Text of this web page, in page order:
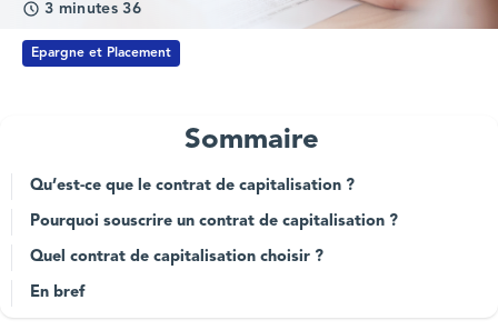
3 minutes 36
Epargne et Placement
Sommaire
Qu’est-ce que le contrat de capitalisation ?
Pourquoi souscrire un contrat de capitalisation ?
Quel contrat de capitalisation choisir ?
En bref